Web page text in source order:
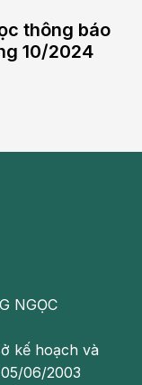
thông báo
10/2024
NGỌC
kế hoạch và
06/2003